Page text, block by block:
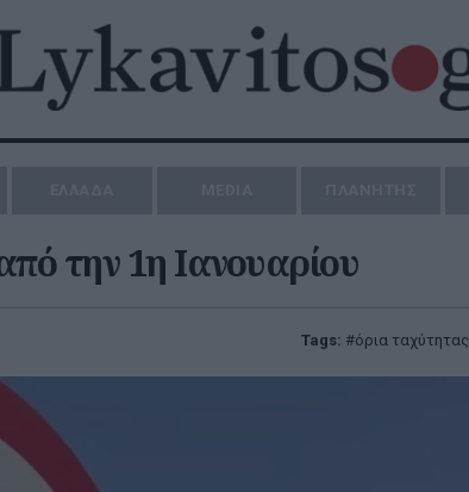
την 1η Ιανουαρίου
Tags: όρια ταχύτητας